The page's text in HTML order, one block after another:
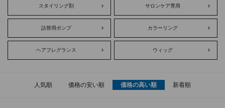
スタイリング剤 サロンケア専用
詰替用ポンプ カラーリング
ヘアフレグランス ウィッグ
人気順 価格の安い順 価格の高い順 新着順